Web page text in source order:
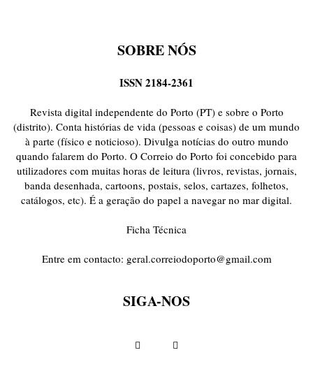
SOBRE NÓS
ISSN 2184-2361
Revista digital independente do Porto (PT) e sobre o Porto
(distrito). Conta histórias de vida (pessoas e coisas) de um mundo
à parte (físico e noticioso). Divulga notícias do outro mundo
quando falarem do Porto. O Correio do Porto foi concebido para
utilizadores com muitas horas de leitura (livros, revistas, jornais,
banda desenhada, cartoons, postais, selos, cartazes, folhetos,
catálogos, etc). É a geração do papel a navegar no mar digital.
Ficha Técnica
Entre em contacto: geral.correiodoporto@gmail.com
SIGA-NOS